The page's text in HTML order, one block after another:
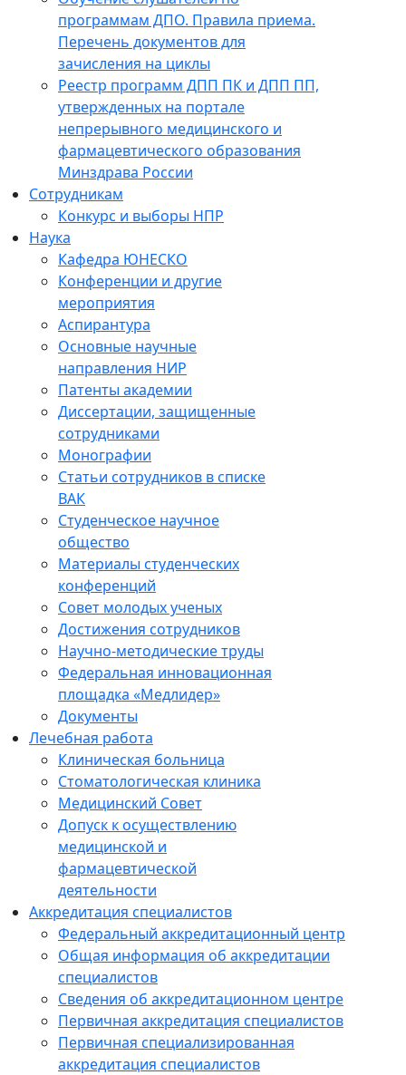
программам ДПО. Правила приема.
Перечень документов для
зачисления на циклы
Реестр программ ДПП ПК и ДПП ПП,
утвержденных на портале
непрерывного медицинского и
фармацевтического образования
Минздрава России
Сотрудникам
Конкурс и выборы НПР
Наука
Кафедра ЮНЕСКО
Конференции и другие
мероприятия
Аспирантура
Основные научные
направления НИР
Патенты академии
Диссертации, защищенные
сотрудниками
Монографии
Статьи сотрудников в списке
ВАК
Студенческое научное
общество
Материалы студенческих
конференций
Совет молодых ученых
Достижения сотрудников
Научно-методические труды
Федеральная инновационная
площадка «Медлидер»
Документы
Лечебная работа
Клиническая больница
Стоматологическая клиника
Медицинский Совет
Допуск к осуществлению
медицинской и
фармацевтической
деятельности
Аккредитация специалистов
Федеральный аккредитационный центр
Общая информация об аккредитации
специалистов
Сведения об аккредитационном центре
Первичная аккредитация специалистов
Первичная специализированная
аккредитация специалистов